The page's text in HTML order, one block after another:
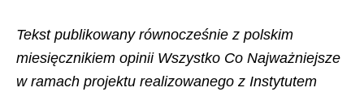
Tekst publikowany równocześnie z polskim
miesięcznikiem opinii Wszystko Co Najważniejsze
w ramach projektu realizowanego z Instytutem